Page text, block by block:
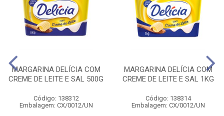
MARGARINA DELÍCIA COM
CREME DE LEITE E SAL 500G
Código: 138312
Embalagem: CX/0012/UN
MARGARINA DELÍCIA COM
CREME DE LEITE E SAL 1KG
Código: 138314
Embalagem: CX/0012/UN